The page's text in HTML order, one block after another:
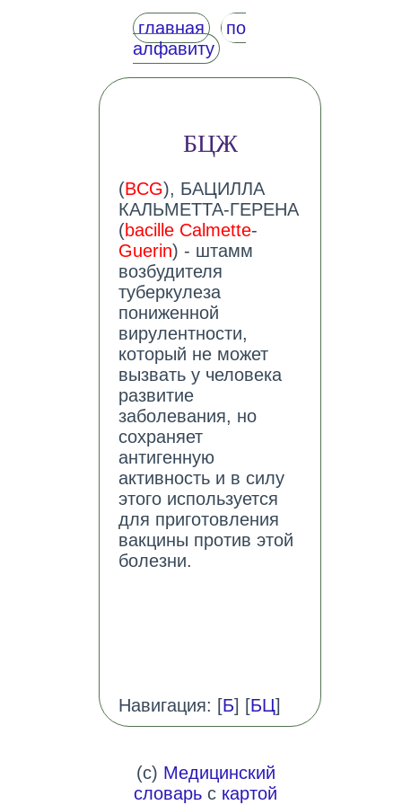
главная
по
алфавиту
БЦЖ
(BCG), БАЦИЛЛА
КАЛЬМЕТТА-ГЕРЕНА
(bacille Calmette-
Guerin) - штамм
возбудителя
туберкулеза
пониженной
вирулентности,
который не может
вызвать у человека
развитие
заболевания, но
сохраняет
антигенную
активность и в силу
этого используется
для приготовления
вакцины против этой
болезни.
Навигация: [Б] [БЦ]
(c) Медицинский
словарь с картой